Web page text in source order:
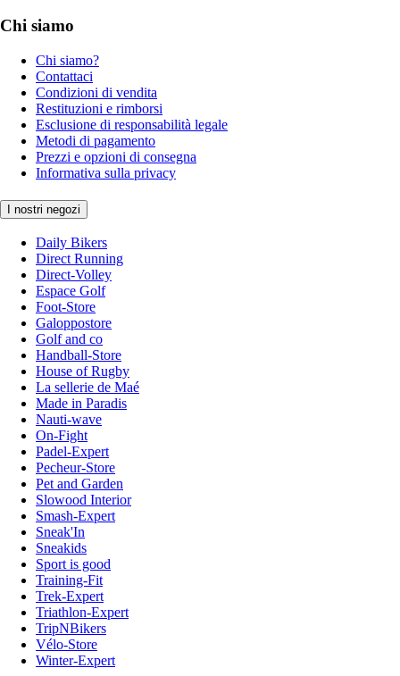
Chi siamo
Chi siamo?
Contattaci
Condizioni di vendita
Restituzioni e rimborsi
Esclusione di responsabilità legale
Metodi di pagamento
Prezzi e opzioni di consegna
Informativa sulla privacy
I nostri negozi
Daily Bikers
Direct Running
Direct-Volley
Espace Golf
Foot-Store
Galoppostore
Golf and co
Handball-Store
House of Rugby
La sellerie de Maé
Made in Paradis
Nauti-wave
On-Fight
Padel-Expert
Pecheur-Store
Pet and Garden
Slowood Interior
Smash-Expert
Sneak'In
Sneakids
Sport is good
Training-Fit
Trek-Expert
Triathlon-Expert
TripNBikers
Vélo-Store
Winter-Expert